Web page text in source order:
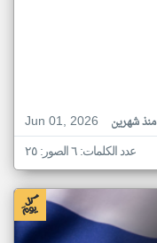
Jun 01, 2026
منذ شهرين
عدد الكلمات: ٦ الصور: ٢٥